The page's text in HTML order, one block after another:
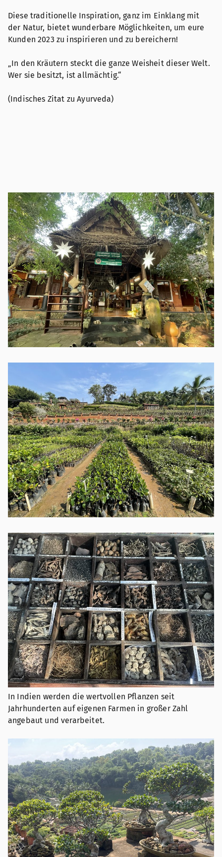
Diese traditionelle Inspiration, ganz im Einklang mit
der Natur, bietet wunderbare Möglichkeiten, um eure
Kunden 2023 zu inspirieren und zu bereichern!
„In den Kräutern steckt die ganze Weisheit dieser Welt.
Wer sie besitzt, ist allmächtig.“
(Indisches Zitat zu Ayurveda)
In Indien werden die wertvollen Pflanzen seit
Jahrhunderten auf eigenen Farmen in großer Zahl
angebaut und verarbeitet.